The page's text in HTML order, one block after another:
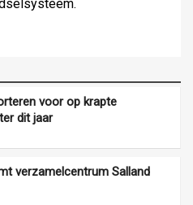
voor op krapte
dit jaar
verzamelcentrum Salland